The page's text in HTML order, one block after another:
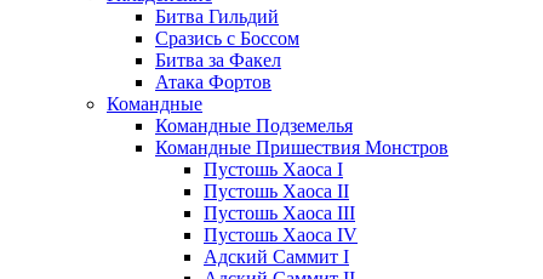
Битва Гильдий
Сразись с Боссом
Битва за Факел
Атака Фортов
Командные
Командные Подземелья
Командные Пришествия Монстров
Пустошь Хаоса I
Пустошь Хаоса II
Пустошь Хаоса III
Пустошь Хаоса IV
Адский Саммит I